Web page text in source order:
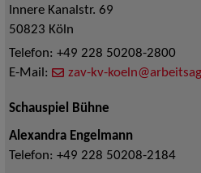
Innere Kanalstr. 69
50823 Köln
Telefon: +49 228 50208-2800
E-Mail:
zav-kv-
Schauspiel Bühne
Alexandra Engelmann
Telefon: +49 228 50208-2184